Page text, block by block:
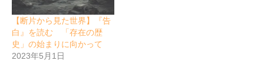
【断片から見た世界】『告
白』を読む 「存在の歴
史」の始まりに向かって
2023年5月1日